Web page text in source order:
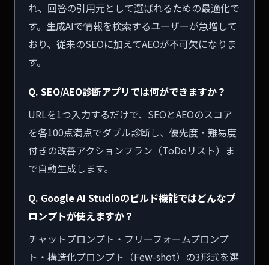
れ、回答の引用元として選ばれるための最適化で
す。生成AIで情報を検索するユーザーが急増して
おり、従来のSEOに加えてAEOが不可欠になりま
す。
Q. SEO/AEO診断アプリでは何ができますか？
URLを1つ入力するだけで、SEOとAEOのスコア
を各100点満点でダブル診断し、優先度・難易度
付きの改善アクションプラン（ToDoリスト）ま
で自動生成します。
Q. Google AI Studioのビルド機能ではどんなプ
ロンプトが使えますか？
チャットプロンプト・フリーフォームプロンプ
ト・構造化プロンプト（Few-shot）の3形式を選